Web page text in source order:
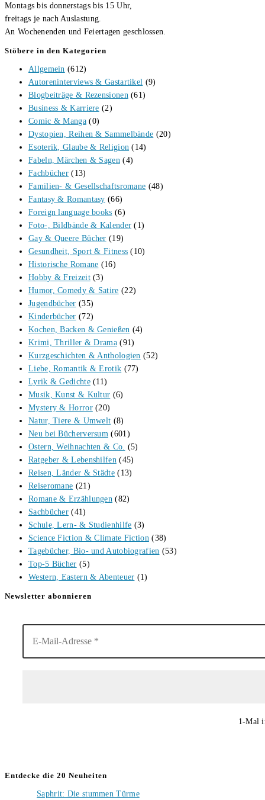
Montags bis donnerstags bis 15 Uhr,
freitags je nach Auslastung.
An Wochenenden und Feiertagen geschlossen.
Stöbere in den Kategorien
Allgemein (612)
Autoreninterviews & Gastartikel (9)
Blogbeiträge & Rezensionen (61)
Business & Karriere (2)
Comic & Manga (0)
Dystopien, Reihen & Sammelbände (20)
Esoterik, Glaube & Religion (14)
Fabeln, Märchen & Sagen (4)
Fachbücher (13)
Familien- & Gesellschaftsromane (48)
Fantasy & Romantasy (66)
Foreign language books (6)
Foto-, Bildbände & Kalender (1)
Gay & Queere Bücher (19)
Gesundheit, Sport & Fitness (10)
Historische Romane (16)
Hobby & Freizeit (3)
Humor, Comedy & Satire (22)
Jugendbücher (35)
Kinderbücher (72)
Kochen, Backen & Genießen (4)
Krimi, Thriller & Drama (91)
Kurzgeschichten & Anthologien (52)
Liebe, Romantik & Erotik (77)
Lyrik & Gedichte (11)
Musik, Kunst & Kultur (6)
Mystery & Horror (20)
Natur, Tiere & Umwelt (8)
Neu bei Bücherversum (601)
Ostern, Weihnachten & Co. (5)
Ratgeber & Lebenshilfen (45)
Reisen, Länder & Städte (13)
Reiseromane (21)
Romane & Erzählungen (82)
Sachbücher (41)
Schule, Lern- & Studienhilfe (3)
Science Fiction & Climate Fiction (38)
Tagebücher, Bio- und Autobiografien (53)
Top-5 Bücher (5)
Western, Eastern & Abenteuer (1)
Newsletter abonnieren
1-Mal
Entdecke die 20 Neuheiten
Saphrit: Die stummen Türme